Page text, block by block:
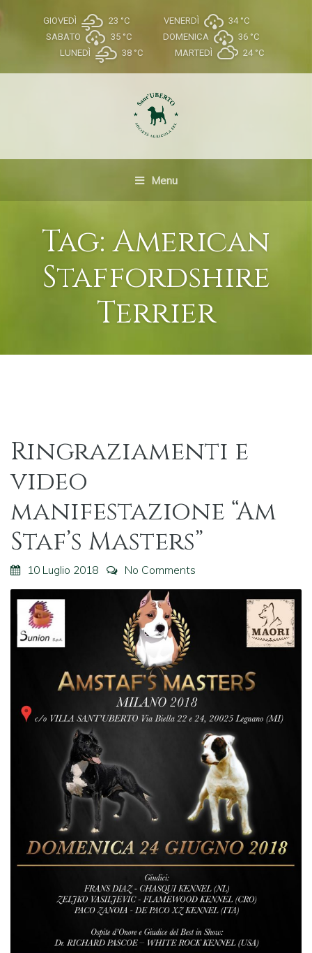
GIOVEDÌ 23 °C VENERDÌ 34 °C
SABATO
35 °C DOMENICA 36 °C
LUNEDÌ
38 °C MARTEDÌ 24 °C
Menu
Tag:American
Staffordshire
Terrier
Ringraziamenti e
video
manifestazione “Am
Staf’s Masters”
10 Luglio 2018 No Comments